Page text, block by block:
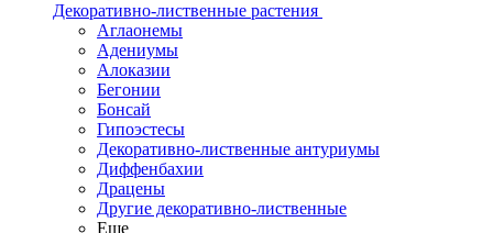
Декоративно-лиственные растения
Аглаонемы
Адениумы
Алоказии
Бегонии
Бонсай
Гипоэстесы
Декоративно-лиственные антуриумы
Диффенбахии
Драцены
Другие декоративно-лиственные
Еще